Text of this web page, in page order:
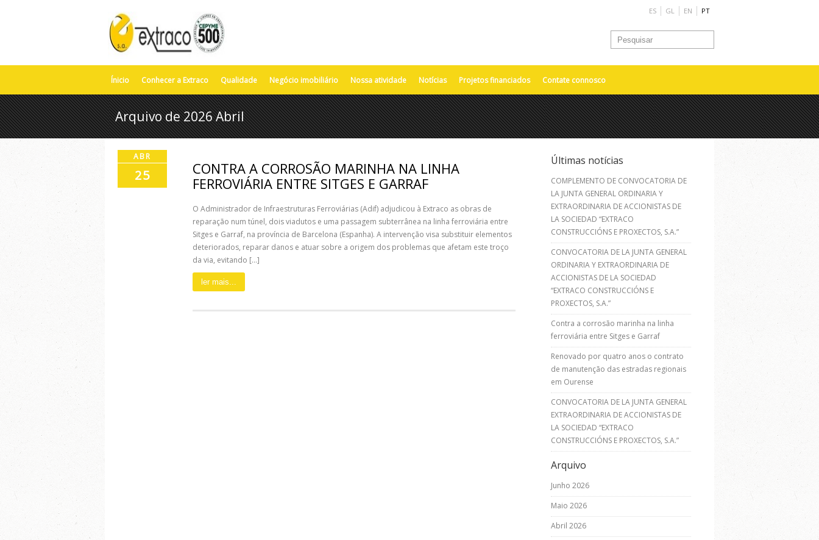
ES GL EN PT
Ínicio Conhecer a Extraco Qualidade Negócio imobiliário Nossa atividade Notícias Projetos financiados Contate connosco
Arquivo de 2026 Abril
ABR
25
CONTRA A CORROSÃO MARINHA NA LINHA
FERROVIÁRIA ENTRE SITGES E GARRAF
O Administrador de Infraestruturas Ferroviárias (Adif) adjudicou à Extraco as obras de
reparação num túnel, dois viadutos e uma passagem subterrânea na linha ferroviária entre
Sitges e Garraf, na província de Barcelona (Espanha). A intervenção visa substituir elementos
deteriorados, reparar danos e atuar sobre a origem dos problemas que afetam este troço
da via, evitando [...]
ler mais...
Últimas notícias
COMPLEMENTO DE CONVOCATORIA DE
LA JUNTA GENERAL ORDINARIA Y
EXTRAORDINARIA DE ACCIONISTAS DE
LA SOCIEDAD “EXTRACO
CONSTRUCCIÓNS E PROXECTOS, S.A.”
CONVOCATORIA DE LA JUNTA GENERAL
ORDINARIA Y EXTRAORDINARIA DE
ACCIONISTAS DE LA SOCIEDAD
“EXTRACO CONSTRUCCIÓNS E
PROXECTOS, S.A.”
Contra a corrosão marinha na linha
ferroviária entre Sitges e Garraf
Renovado por quatro anos o contrato
de manutenção das estradas regionais
em Ourense
CONVOCATORIA DE LA JUNTA GENERAL
EXTRAORDINARIA DE ACCIONISTAS DE
LA SOCIEDAD “EXTRACO
CONSTRUCCIÓNS E PROXECTOS, S.A.”
Arquivo
Junho 2026
Maio 2026
Abril 2026